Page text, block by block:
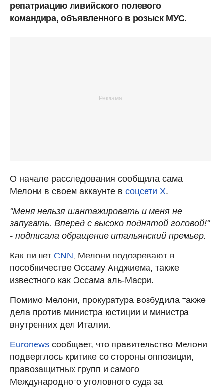
репатриацию ливийского полевого
командира, объявленного в розыск МУС.
О начале расследования сообщила сама
Мелони в своем аккаунте в соцсети Х.
"Меня нельзя шантажировать и меня не
запугать. Вперед с высоко поднятой головой!"
- подписала обращение итальянский премьер.
Как пишет CNN, Мелони подозревают в
пособничестве Оссаму Анджиема, также
известного как Оссама аль-Масри.
Помимо Мелони, прокуратура возбудила также
дела против министра юстиции и министра
внутренних дел Италии.
Euronews сообщает, что правительство Мелони
подверглось критике со стороны оппозиции,
правозащитных групп и самого
Международного уголовного суда за